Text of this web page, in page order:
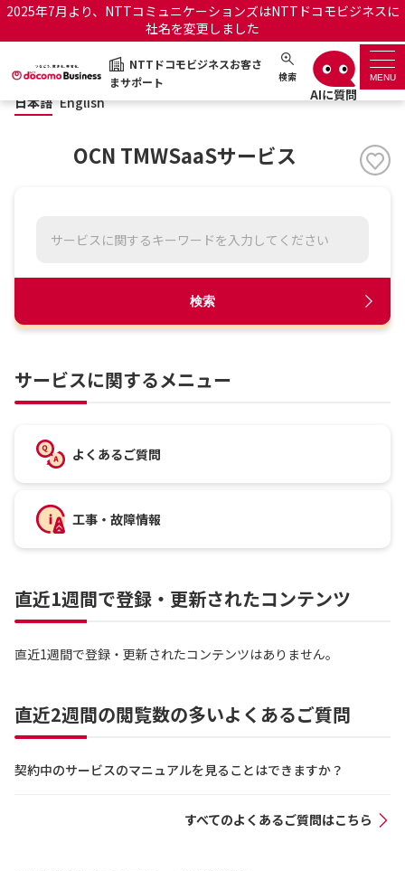
2025年7月より、NTTコミュニケーションズはNTTドコモビジネスに
社名を変更しました
NTTドコモビジネスお客さ
まサポート
検索 MENU
NTTドコモビジネスお客さまサポート 日本語 English
サポートトップ
サービス名から探す
OCNのお客さまはこちら
ビス
オフィシャルサイト
日本語 English
OCN TMWSaaSサービス
検索
サービスに関するメニュー
よくあるご質問
工事・故障情報
直近1週間で登録・更新されたコンテンツ
直近1週間で登録・更新されたコンテンツはありません。
直近2週間の閲覧数の多いよくあるご質問
契約中のサービスのマニュアルを見ることはできますか？
すべてのよくあるご質問はこちら